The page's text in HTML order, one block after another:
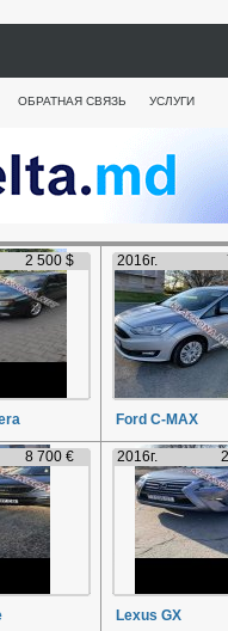
ОБРАТНАЯ СВЯЗЬ УСЛУГИ
2 500 $ 2016г.
Ford C-MAX
8 700 € 2016г.
Lexus GX